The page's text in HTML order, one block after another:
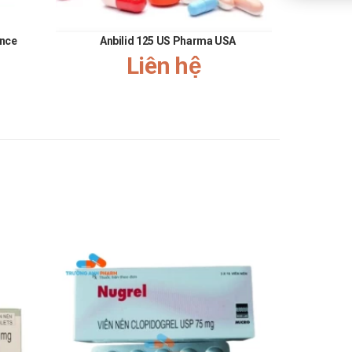
không chảy máu, viêm thực quản/trực tràng, trĩ, chảy
Anbilid 125 US Pharma USA
Liên hệ